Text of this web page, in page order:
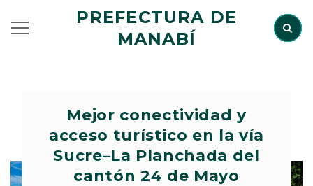
PREFECTURA DE
MANABÍ
Mejor conectividad y
acceso turístico en la vía
Sucre–La Planchada del
cantón 24 de Mayo